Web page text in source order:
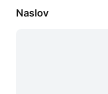
Naslov